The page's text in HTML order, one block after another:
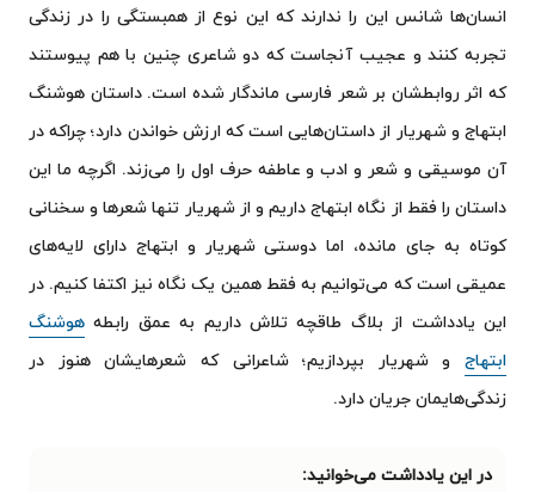
انسان‌ها شانس این را ندارند که این نوع از همبستگی‌ را در زندگی
تجربه کنند و عجیب آنجاست که دو شاعری چنین با هم پیوستند
که اثر روابطشان بر شعر فارسی ماندگار شده است. داستان هوشنگ
ابتهاج و شهریار از داستان‌هایی است که ارزش خواندن دارد؛ چراکه در
آن موسیقی و شعر و ادب و عاطفه حرف اول را می‌زند. اگرچه ما این
داستان را فقط از نگاه ابتهاج داریم و از شهریار تنها شعرها و سخنانی
کوتاه به جای مانده، اما دوستی شهریار و ابتهاج دارای لایه‌های
عمیقی است که می‌توانیم به فقط همین یک نگاه نیز اکتفا کنیم. در
این یادداشت از بلاگ طاقچه تلاش داریم به عمق رابطه هوشنگ
ابتهاج و شهریار بپردازیم؛ شاعرانی که شعرهایشان هنوز در
زندگی‌هایمان جریان دارد.